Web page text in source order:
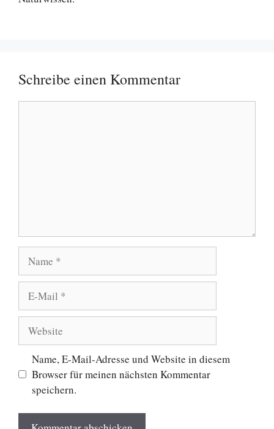
Schreibe einen Kommentar
Mail
Name, E-Mail-Adresse und Website in diesem
Browser für meinen nächsten Kommentar
speichern.